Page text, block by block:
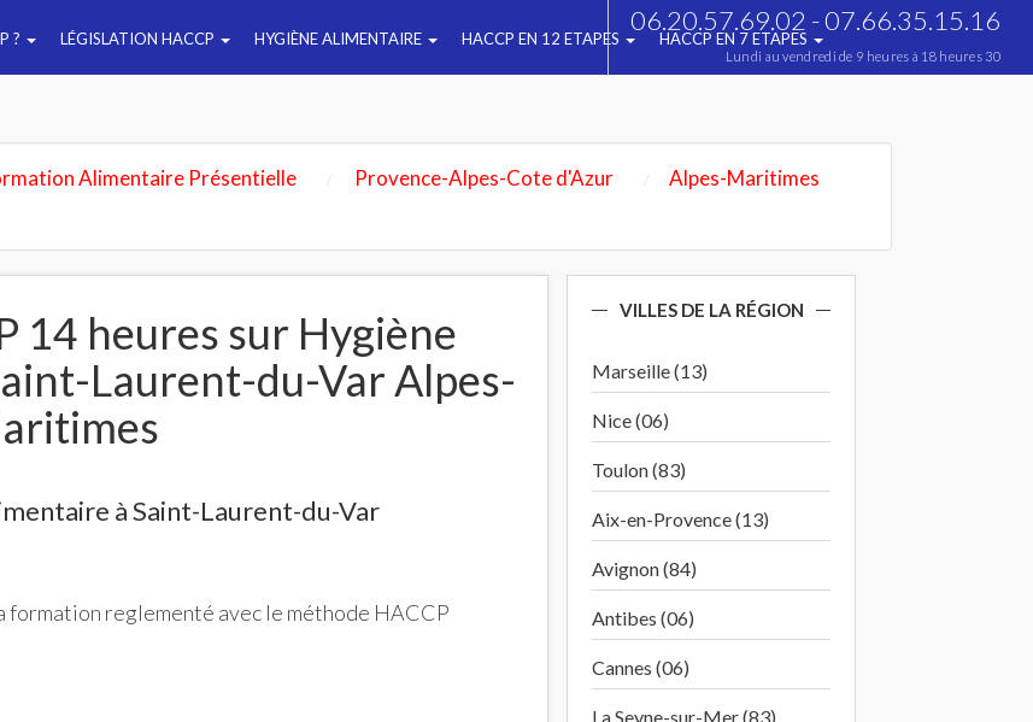
? LÉGISLATION HACCP HYGIÈNE ALIMENTAIRE HACCP EN 12 ETAPES HACCP EN 7 ETAPES
06.20.57.69.02 - 07.66.35.15.16
Lundi au vendredi de 9 heures à 18 heures 30
Alimentaire Présentielle Provence-Alpes-Cote d'Azur
Alpes-Maritimes
14 heures sur Hygiène
Laurent-du-Var Alpes-
à Saint-Laurent-du-Var
formation reglementé avec le méthode HACCP
VILLES DE LA RÉGION
Marseille (13)
Nice (06)
Toulon (83)
Aix-en-Provence (13)
Avignon (84)
Antibes (06)
Cannes (06)
La Seyne-sur-Mer (83)